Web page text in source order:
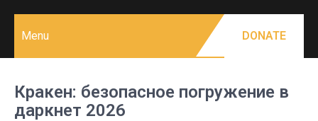
Menu DONATE
Кракен: безопасное погружение в
даркнет 2026